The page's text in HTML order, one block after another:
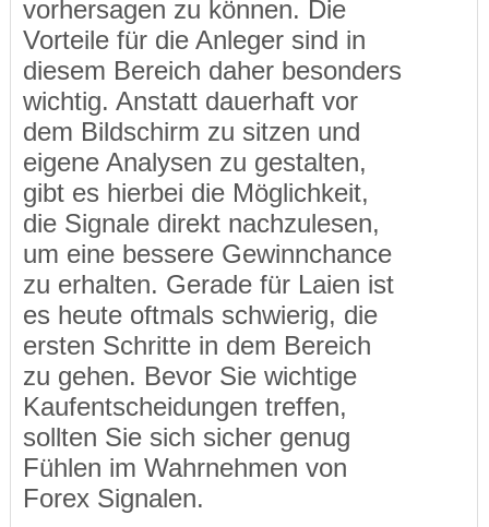
vorhersagen zu können. Die
Vorteile für die Anleger sind in
diesem Bereich daher besonders
wichtig. Anstatt dauerhaft vor
dem Bildschirm zu sitzen und
eigene Analysen zu gestalten,
gibt es hierbei die Möglichkeit,
die Signale direkt nachzulesen,
um eine bessere Gewinnchance
zu erhalten. Gerade für Laien ist
es heute oftmals schwierig, die
ersten Schritte in dem Bereich
zu gehen. Bevor Sie wichtige
Kaufentscheidungen treffen,
sollten Sie sich sicher genug
Fühlen im Wahrnehmen von
Forex Signalen.